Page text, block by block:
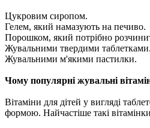
Цукровим сиропом.
Гелем, який намазують на печиво.
Порошком, який потрібно
Жувальними твердими таблетками.
Жувальними м'якими пастилки.
Чому популярні жувальні
Вітаміни для дітей у вигляді
формою. Найчастіше такі